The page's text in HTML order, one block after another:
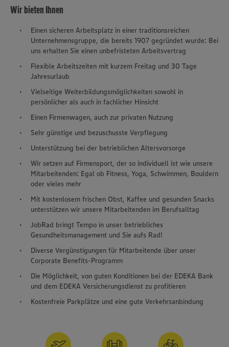
Wir bieten Ihnen
Einen sicheren Arbeitsplatz in einer traditionsreichen
Unternehmensgruppe, die bereits 1907 gegründet wurde: Bei
uns erhalten Sie einen unbefristeten Arbeitsvertrag
Flexible Arbeitszeiten mit kurzem Freitag und 30 Tage
Jahresurlaub
Vielseitige Weiterbildungsmöglichkeiten sowohl in
persönlicher als auch in fachlicher Hinsicht
Einen Firmenwagen, auch zur privaten Nutzung
Sehr günstige und bezuschusste Verpflegung
Unterstützung bei der betrieblichen Altersvorsorge
Wir setzen auf Firmensport, der so individuell ist wie unsere
Mitarbeitenden: Egal ob Fitness, Yoga, Schwimmen, Bouldern
oder vieles mehr
Mit kostenlosem frischen Obst, Kaffee und gesunden Snacks
unterstützen wir unsere Mitarbeitenden im Berufsalltag
JobRad bringt Tempo in unser betriebliches
Gesundheitsmanagement und Sie aufs Rad!
Diverse Vergünstigungen für Mitarbeitende über unser
Corporate Benefits-Programm
Die Möglichkeit, von guten Konditionen bei der EDEKA Bank
und dem EDEKA Versicherungsdienst zu profitieren
Kostenfreie Parkplätze und eine gute Verkehrsanbindung